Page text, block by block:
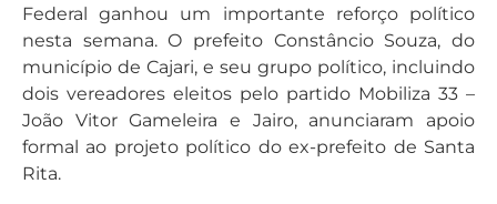
Federal ganhou um importante reforço político
nesta semana. O prefeito Constâncio Souza, do
município de Cajari, e seu grupo político, incluindo
dois vereadores eleitos pelo partido Mobiliza 33 –
João Vitor Gameleira e Jairo, anunciaram apoio
formal ao projeto político do ex-prefeito de Santa
Rita.